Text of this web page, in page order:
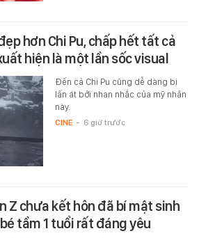
hơn Chi Pu, chấp hết tất cả
hiện là một lần sốc visual
Đến cả Chi Pu cũng dễ dàng bị
lấn át bởi nhan nhắc của mỹ nhân
này.
CINE - 6 giờ trước
Z chưa kết hôn đã bí mật sinh
tầm 1 tuổi rất đáng yêu